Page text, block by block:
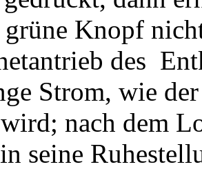
grüne Knopf
des
Strom, wie
nach dem
seine